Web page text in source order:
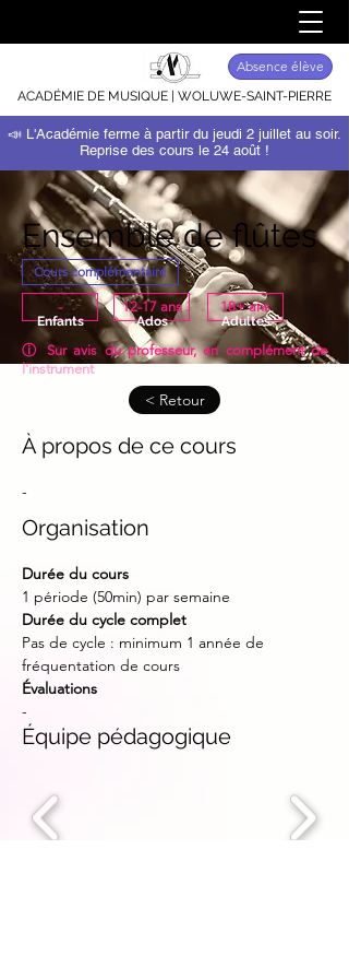
Absence élève
ACADÉMIE DE MUSIQUE | WOLUWE-SAINT-PIERRE
📣 L'Académie ferme à partir du jeudi 2 juillet au soir.
Reprise des cours le 24 août !
Ensemble de flûtes
Cours complémentaire
-
Enfants
12-17 ans
Ados
18+ ans
Adultes
ⓘ Sur avis du professeur, en complément de
l'instrument
< Retour
À propos de ce cours
-
Organisation
Durée du cours
1 période (50min) par semaine
Durée du cycle complet
Pas de cycle : minimum 1 année de
fréquentation de cours
Évaluations
-
Équipe pédagogique